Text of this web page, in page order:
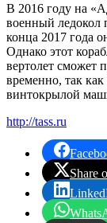
В 2016 году на
военный
конца 2017 года
Однако этот
вертолет сможет
временно, так
винтокрылой
http://tass.ru
Share